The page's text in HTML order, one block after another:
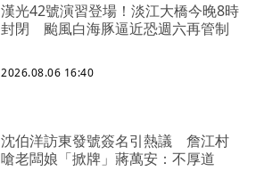
漢光42號演習登場！淡江大橋今晚8時
封閉 颱風白海豚逼近恐週六再管制
2026.08.06 16:40
沈伯洋訪東發號簽名引熱議 詹江村
嗆老闆娘「掀牌」蔣萬安：不厚道